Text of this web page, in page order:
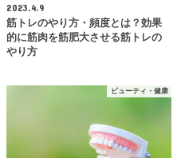
2023.4.9
筋トレのやり方・頻度とは？効果
的に筋肉を筋肥大させる筋トレの
やり方
ビューティ・健康